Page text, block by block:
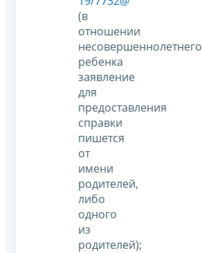
(в
отношении
несовершеннолетнего
ребенка
заявление
для
предоставления
справки
пишется
от
имени
родителей,
либо
одного
из
родителей);